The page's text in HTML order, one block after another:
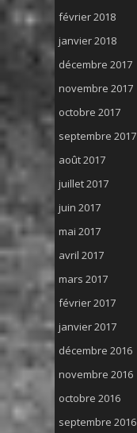
février 2018
janvier 2018
décembre 2017
novembre 2017
octobre 2017
septembre 2017
août 2017
juillet 2017
juin 2017
mai 2017
avril 2017
mars 2017
février 2017
janvier 2017
décembre 2016
novembre 2016
octobre 2016
septembre 2016